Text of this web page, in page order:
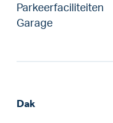
Parkeerfaciliteiten
Garage
Dak